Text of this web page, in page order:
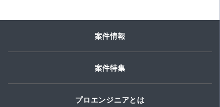
案件情報
案件特集
プロエンジニアとは